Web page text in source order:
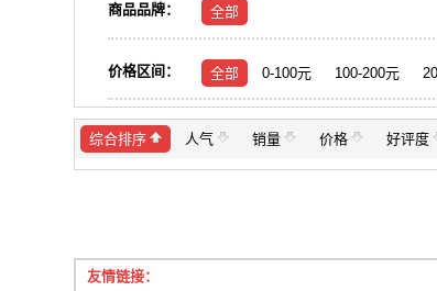
商品品牌： 全部
价格区间： 全部 0-100元 100-200元
综合排序 人气 销量 价格 好评度
友情链接：